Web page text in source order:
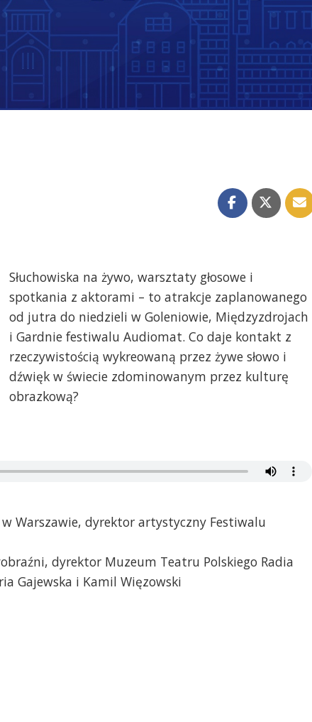
Słuchowiska na żywo, warsztaty głosowe i
spotkania z aktorami – to atrakcje zaplanowanego
od jutra do niedzieli w Goleniowie, Międzyzdrojach
i Gardnie festiwalu Audiomat. Co daje kontakt z
rzeczywistością wykreowaną przez żywe słowo i
dźwięk w świecie zdominowanym przez kulturę
obrazkową?
Warszawie, dyrektor artystyczny Festiwalu
dyrektor Muzeum Teatru Polskiego Radia
Gajewska i Kamil Więzowski